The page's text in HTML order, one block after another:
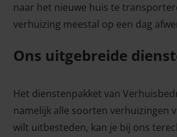
naar het nieuwe huis te
verhuizing meestal op een dag
Ons uitgebreide
Het dienstenpakket van
namelijk alle soorten verhuizingen
wilt uitbesteden, kan je bij ons